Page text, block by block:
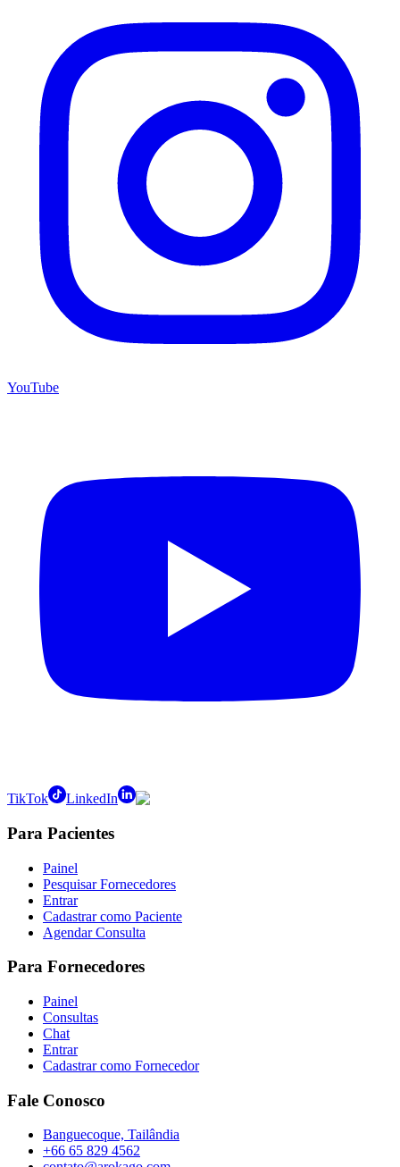
YouTube
TikTok LinkedIn
Para Pacientes
Painel
Pesquisar Fornecedores
Entrar
Cadastrar como Paciente
Agendar Consulta
Para Fornecedores
Painel
Consultas
Chat
Entrar
Cadastrar como Fornecedor
Fale Conosco
Banguecoque, Tailândia
+66 65 829 4562